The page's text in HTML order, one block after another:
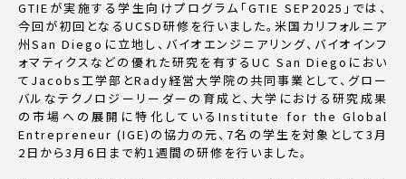
GTIEが実施する学生向けプログラム「GTIE SEP2025」では、
今回が初回となるUCSD研修を行いました。米国カリフォルニア
州San Diegoに立地し、バイオエンジニアリング、バイオインフ
ォマティクスなどの優れた研究を有するUC San Diegoにおい
てJacobs工学部とRady経営大学院の共同事業として、グロー
バルなテクノロジーリーダーの育成と、大学における研究成果
の市場への展開に特化しているInstitute for the Global
Entrepreneur (IGE)の協力の元、7名の学生を対象として3月
2日から3月6日まで約1週間の研修を行いました。